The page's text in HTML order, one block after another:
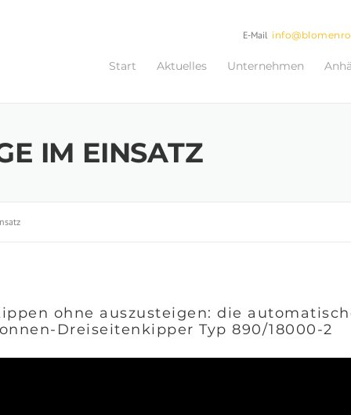
E-Mail
Start Aktuelles Unternehmen
IM EINSATZ
ohne auszusteigen: die
Dreiseitenkipper Typ 890/18000-2